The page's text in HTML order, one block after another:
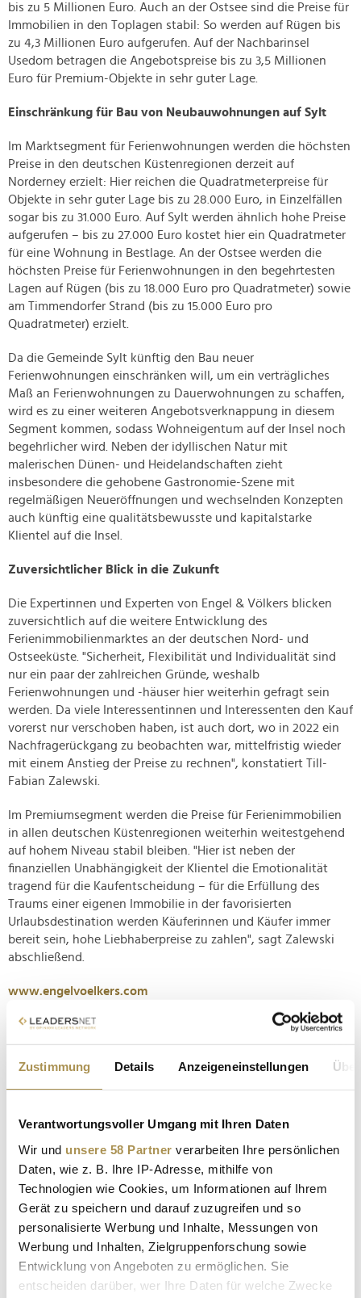
Zustimmung Details Anzeigeneinstellungen
Verantwortungsvoller Umgang mit Ihren Daten
Wir und unsere 58 Partner verarbeiten Ihre persönlichen
Daten, wie z. B. Ihre IP-Adresse, mithilfe von
Technologien wie Cookies, um Informationen auf Ihrem
Gerät zu speichern und darauf zuzugreifen und so
personalisierte Werbung und Inhalte, Messungen von
Werbung und Inhalten, Zielgruppenforschung sowie
Entwicklung von Angeboten zu ermöglichen. Sie
entscheiden darüber, wer Ihre Daten für welche Zwecke
bis zu 5 Millionen Euro. Auch an der Ostsee sind die Preise für
Immobilien in den Toplagen stabil: So werden auf Rügen bis
zu 4,3 Millionen Euro aufgerufen. Auf der Nachbarinsel
Usedom betragen die Angebotspreise bis zu 3,5 Millionen
Euro für Premium-Objekte in sehr guter Lage.
Einschränkung für Bau von Neubauwohnungen auf Sylt
Im Marktsegment für Ferienwohnungen werden die höchsten
Preise in den deutschen Küstenregionen derzeit auf
Norderney erzielt: Hier reichen die Quadratmeterpreise für
Objekte in sehr guter Lage bis zu 28.000 Euro, in Einzelfällen
sogar bis zu 31.000 Euro. Auf Sylt werden ähnlich hohe Preise
aufgerufen – bis zu 27.000 Euro kostet hier ein Quadratmeter
für eine Wohnung in Bestlage. An der Ostsee werden die
höchsten Preise für Ferienwohnungen in den begehrtesten
Lagen auf Rügen (bis zu 18.000 Euro pro Quadratmeter) sowie
am Timmendorfer Strand (bis zu 15.000 Euro pro
Quadratmeter) erzielt.
Da die Gemeinde Sylt künftig den Bau neuer
Ferienwohnungen einschränken will, um ein verträgliches
Maß an Ferienwohnungen zu Dauerwohnungen zu schaffen,
wird es zu einer weiteren Angebotsverknappung in diesem
Segment kommen, sodass Wohneigentum auf der Insel noch
begehrlicher wird. Neben der idyllischen Natur mit
malerischen Dünen- und Heidelandschaften zieht
insbesondere die gehobene Gastronomie-Szene mit
regelmäßigen Neueröffnungen und wechselnden Konzepten
auch künftig eine qualitätsbewusste und kapitalstarke
Klientel auf die Insel.
Zuversichtlicher Blick in die Zukunft
Die Expertinnen und Experten von Engel & Völkers blicken
zuversichtlich auf die weitere Entwicklung des
Ferienimmobilienmarktes an der deutschen Nord- und
Ostseeküste. "Sicherheit, Flexibilität und Individualität sind
nur ein paar der zahlreichen Gründe, weshalb
Ferienwohnungen und -häuser hier weiterhin gefragt sein
werden. Da viele Interessentinnen und Interessenten den Kauf
vorerst nur verschoben haben, ist auch dort, wo in 2022 ein
Nachfragerückgang zu beobachten war, mittelfristig wieder
mit einem Anstieg der Preise zu rechnen", konstatiert Till-
Fabian Zalewski.
Im Premiumsegment werden die Preise für Ferienimmobilien
in allen deutschen Küstenregionen weiterhin weitestgehend
auf hohem Niveau stabil bleiben. "Hier ist neben der
finanziellen Unabhängigkeit der Klientel die Emotionalität
tragend für die Kaufentscheidung – für die Erfüllung des
Traums einer eigenen Immobilie in der favorisierten
Urlaubsdestination werden Käuferinnen und Käufer immer
bereit sein, hohe Liebhaberpreise zu zahlen", sagt Zalewski
abschließend.
www.engelvoelkers.com
NORDSEE OSTSEE ENGEL & VÖLKERS
FERIENIMMOBILIEN SYLT ZWEITWOHNSITZ
FÖHR RÜGEN TIMMENDORFER STRAND